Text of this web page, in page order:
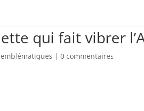
qui fait vibrer
|0 commentaires